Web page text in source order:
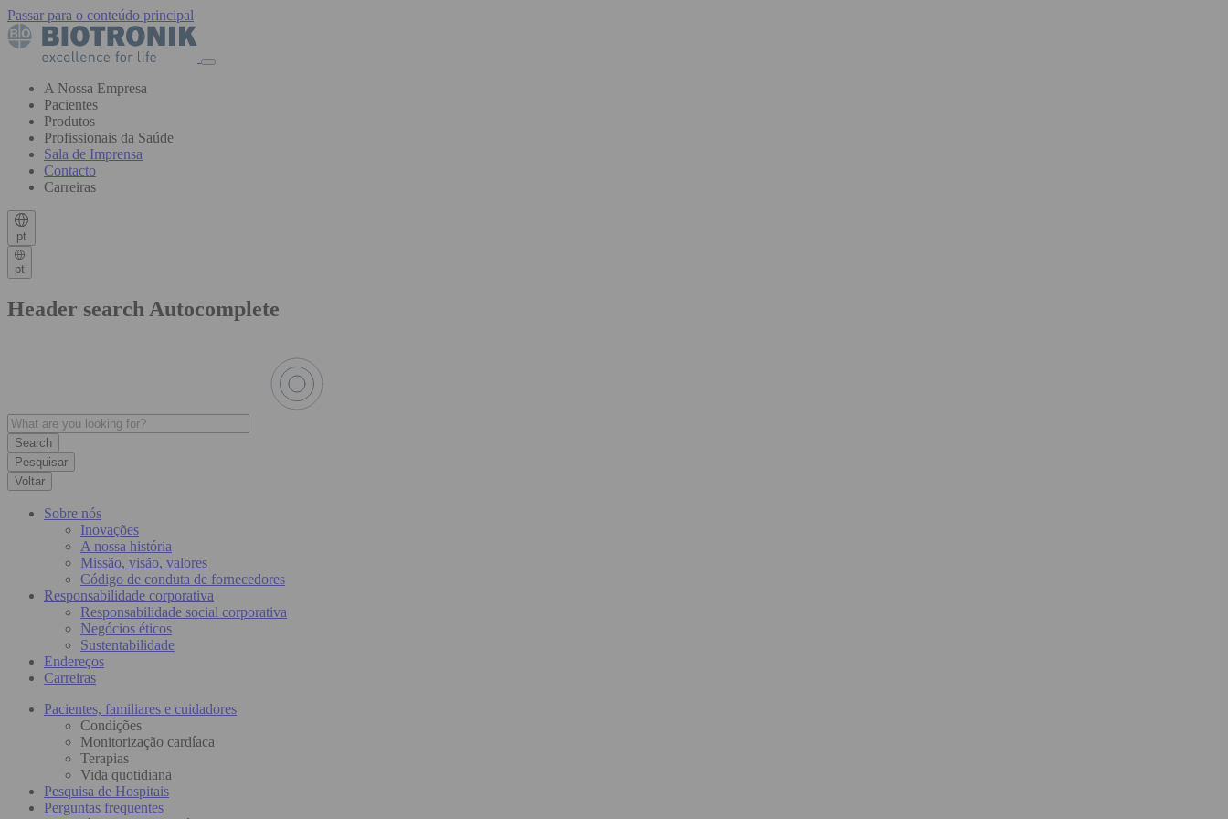
Passar para o conteúdo principal
A Nossa Empresa
Pacientes
Produtos
Profissionais da Saúde
Sala de Imprensa
Contacto
Carreiras
pt
pt
Header search Autocomplete
Pesquisar
Voltar
Sobre nós
Inovações
A nossa história
Missão, visão, valores
Código de conduta de fornecedores
Responsabilidade corporativa
Responsabilidade social corporativa
Negócios éticos
Sustentabilidade
Endereços
Carreiras
Pacientes, familiares e cuidadores
Condições
Monitorização cardíaca
Terapias
Vida quotidiana
Pesquisa de Hospitais
Perguntas frequentes